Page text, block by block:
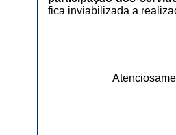
fica inviabilizada a